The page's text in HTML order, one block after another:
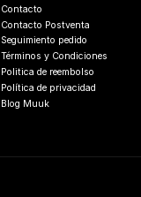
Contacto
Contacto Postventa
Seguimiento pedido
Términos y Condiciones
Politica de reembolso
Política de privacidad
Blog Muuk